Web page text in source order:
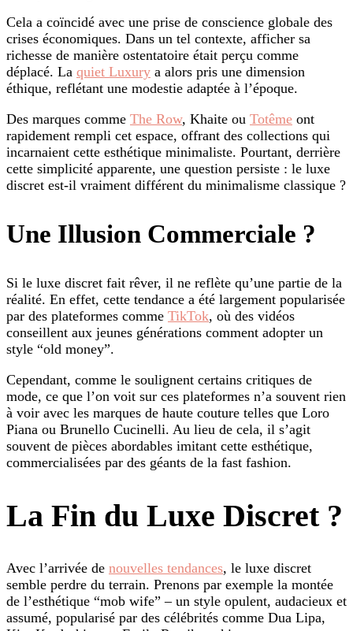
Cela a coïncidé avec une prise de conscience globale des
crises économiques. Dans un tel contexte, afficher sa
richesse de manière ostentatoire était perçu comme
déplacé. La quiet Luxury a alors pris une dimension
éthique, reflétant une modestie adaptée à l’époque.
Des marques comme The Row, Khaite ou Totême ont
rapidement rempli cet espace, offrant des collections qui
incarnaient cette esthétique minimaliste. Pourtant, derrière
cette simplicité apparente, une question persiste : le luxe
discret est-il vraiment différent du minimalisme classique ?
Une Illusion Commerciale ?
Si le luxe discret fait rêver, il ne reflète qu’une partie de la
réalité. En effet, cette tendance a été largement popularisée
par des plateformes comme TikTok, où des vidéos
conseillent aux jeunes générations comment adopter un
style “old money”.
Cependant, comme le soulignent certains critiques de
mode, ce que l’on voit sur ces plateformes n’a souvent rien
à voir avec les marques de haute couture telles que Loro
Piana ou Brunello Cucinelli. Au lieu de cela, il s’agit
souvent de pièces abordables imitant cette esthétique,
commercialisées par des géants de la fast fashion.
La Fin du Luxe Discret ?
Avec l’arrivée de nouvelles tendances, le luxe discret
semble perdre du terrain. Prenons par exemple la montée
de l’esthétique “mob wife” – un style opulent, audacieux et
assumé, popularisé par des célébrités comme Dua Lipa,